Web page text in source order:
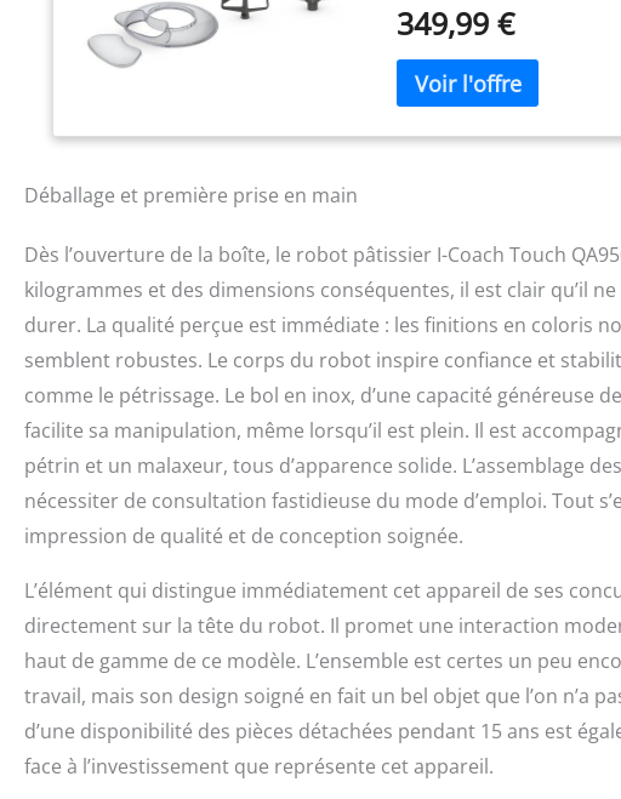
fondamentaux de la
ROBUSTE, SILENCIEUX :
W, d’une structure et
l’environnement et de
rapidement à un prix
monde GRANDE
malaxeur et pétrin en
ADAPTABLES : en plus
mode manuel 8 vitesses
accessoires, d’une
fonction Pulse
349,99 €
Déballage et première prise en main
Dès l’ouverture de la boîte, le robot pâtissier I-Coach Touch
kilogrammes et des dimensions conséquentes, il est clair qu’il
durer. La qualité perçue est immédiate : les finitions en coloris
semblent robustes. Le corps du robot inspire confiance et
comme le pétrissage. Le bol en inox, d’une capacité généreuse
facilite sa manipulation, même lorsqu’il est plein. Il est
pétrin et un malaxeur, tous d’apparence solide. L’assemblage
nécessiter de consultation fastidieuse du mode d’emploi. Tout
impression de qualité et de conception soignée.
L’élément qui distingue immédiatement cet appareil de ses
directement sur la tête du robot. Il promet une interaction
haut de gamme de ce modèle. L’ensemble est certes un peu
travail, mais son design soigné en fait un bel objet que l’on n’a
d’une disponibilité des pièces détachées pendant 15 ans est
face à l’investissement que représente cet appareil.